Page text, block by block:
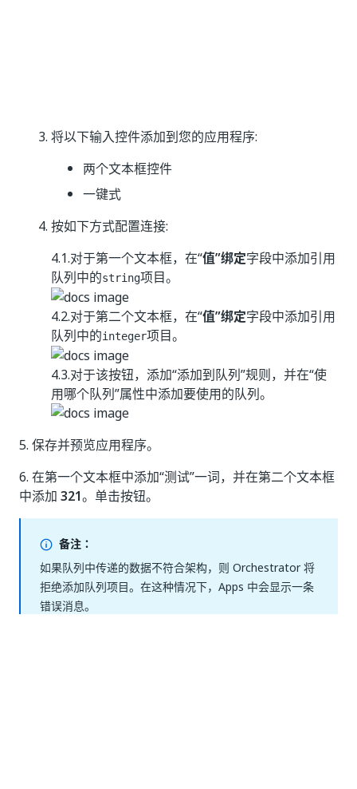
将以下输入控件添加到您的应用程序:
两个文本框控件
一键式
按如下方式配置连接:
4.1.对于第一个文本框，在“值”绑定字段中添加引用
队列中的string项目。
4.2.对于第二个文本框，在“值”绑定字段中添加引用
队列中的integer项目。
4.3.对于该按钮，添加“添加到队列”规则，并在“使
用哪个队列”属性中添加要使用的队列。
5. 保存并预览应用程序。
6. 在第一个文本框中添加“测试”一词，并在第二个文本框
中添加 321。单击按钮。
备注：
如果队列中传递的数据不符合架构，则 Orchestrator 将
拒绝添加队列项目。在这种情况下，Apps 中会显示一条
错误消息。